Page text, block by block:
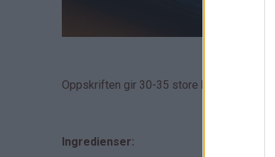
Oppskriften gir 30-35 store kanelboller.
Ingredienser: